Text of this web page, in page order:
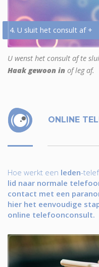
4. U sluit het consult af +
U wenst het consult af te
Haak gewoon in of leg af.
ONLINE
Hoe werkt een leden-
lid naar normale
contact met een
hier het eenvoudige
online telefoonconsult.